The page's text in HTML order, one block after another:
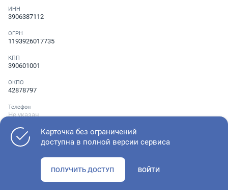
ИНН
3906387112
ОГРН
1193926017735
КПП
390601001
ОКПО
42878797
Телефон
Не указан
Проверьте учредительные документы, адрес регистрации и
Карточка без ограничений
доступна в полной версии сервиса
ПОЛУЧИТЬ ДОСТУП ВОЙТИ